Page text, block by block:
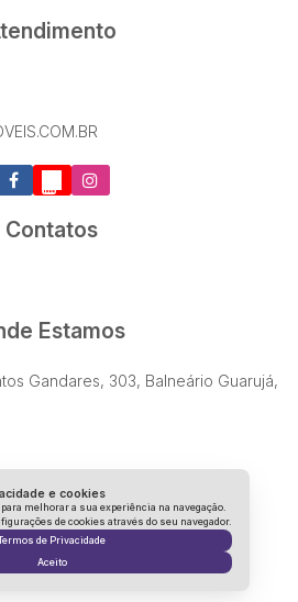
e cookies
melhorar a sua experiência na navegação.
de cookies através do seu navegador.
de Privacidade
Aceito
Contatos
Estamos
Gandares, 303, Balneário Guarujá,